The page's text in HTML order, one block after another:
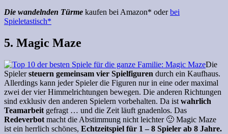
Die wandelnden Türme kaufen bei Amazon* oderbei
Spieletastisch*
5. Magic Maze
Die
Spielersteuern gemeinsam vier Spielfiguren durch ein Kaufhaus.
Allerdings kann jeder Spieler die Figuren nur in eine oder maximal
zwei der vier Himmelrichtungen bewegen. Die anderen Richtungen
sind exklusiv den anderen Spielern vorbehalten. Da ist wahrlich
Teamarbeit gefragt … und die Zeit läuft gnadenlos. Das
Redeverbot macht die Abstimmung nicht leichter 🙂 Magic Maze
ist ein herrlich schönes, Echtzeitspiel für 1 – 8 Spieler ab 8 Jahre.